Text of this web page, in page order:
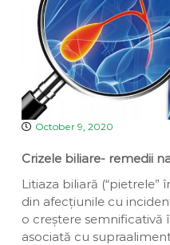
n
a
October 9, 2020
Crizele biliare- remedii
Litiaza biliară (“pietrele”
din afecțiunile cu
o creștere semnificativă
asociată cu